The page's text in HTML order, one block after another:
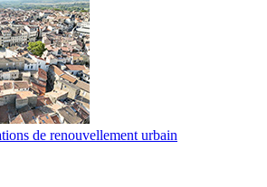
de renouvellement urbain